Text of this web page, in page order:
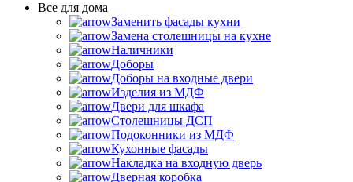
Все для дома
Заменить фасады кухни
Замена столешницы на кухне
Наличники
Доборы
Доборы на входные двери
Изделия из МДФ
Двери для шкафа
Столешницы ДСП
Подоконники из МДФ
Кухонные фасады
Накладка на входную дверь
Дверная коробка